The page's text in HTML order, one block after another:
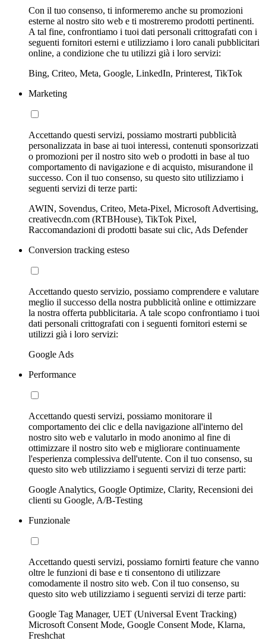
Con il tuo consenso, ti informeremo anche su promozioni
esterne al nostro sito web e ti mostreremo prodotti pertinenti.
A tal fine, confrontiamo i tuoi dati personali crittografati con i
seguenti fornitori esterni e utilizziamo i loro canali pubblicitari
online, a condizione che tu utilizzi già i loro servizi:
Bing, Criteo, Meta, Google, LinkedIn, Printerest, TikTok
Marketing
Accettando questi servizi, possiamo mostrarti pubblicità
personalizzata in base ai tuoi interessi, contenuti sponsorizzati
o promozioni per il nostro sito web o prodotti in base al tuo
comportamento di navigazione e di acquisto, misurandone il
successo. Con il tuo consenso, su questo sito utilizziamo i
seguenti servizi di terze parti:
AWIN, Sovendus, Criteo, Meta-Pixel, Microsoft Advertising,
creativecdn.com (RTBHouse), TikTok Pixel,
Raccomandazioni di prodotti basate sui clic, Ads Defender
Conversion tracking esteso
Accettando questo servizio, possiamo comprendere e valutare
meglio il successo della nostra pubblicità online e ottimizzare
la nostra offerta pubblicitaria. A tale scopo confrontiamo i tuoi
dati personali crittografati con i seguenti fornitori esterni se
utilizzi già i loro servizi:
Google Ads
Performance
Accettando questi servizi, possiamo monitorare il
comportamento dei clic e della navigazione all'interno del
nostro sito web e valutarlo in modo anonimo al fine di
ottimizzare il nostro sito web e migliorare continuamente
l'esperienza complessiva dell'utente. Con il tuo consenso, su
questo sito web utilizziamo i seguenti servizi di terze parti:
Google Analytics, Google Optimize, Clarity, Recensioni dei
clienti su Google, A/B-Testing
Funzionale
Accettando questi servizi, possiamo fornirti feature che vanno
oltre le funzioni di base e ti consentono di utilizzare
comodamente il nostro sito web. Con il tuo consenso, su
questo sito web utilizziamo i seguenti servizi di terze parti:
Google Tag Manager, UET (Universal Event Tracking)
Microsoft Consent Mode, Google Consent Mode, Klarna,
Freshchat